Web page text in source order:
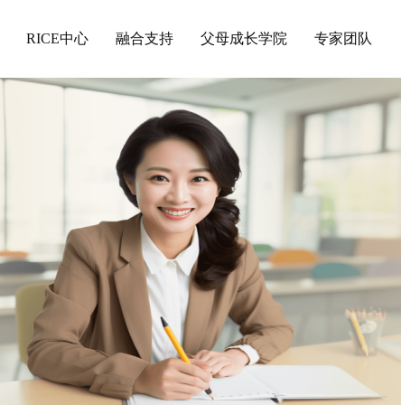
RICE中心 融合支持 父母成长学院 专家团队